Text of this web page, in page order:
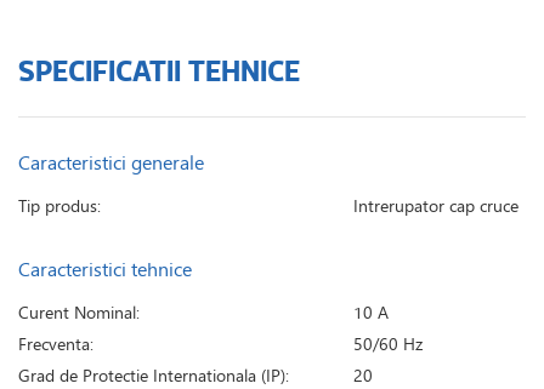
SPECIFICATII TEHNICE
Caracteristici generale
Tip produs: Intrerupator cap cruce
Caracteristici tehnice
Curent Nominal:
10 A
Frecventa:
50/60 Hz
Grad de Protectie Internationala (IP):
20